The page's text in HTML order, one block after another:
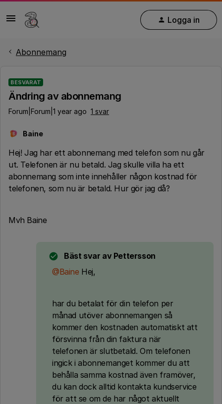
Logga in
Abonnemang
BESVARAT
Ändring av abonnemang
Forum|Forum|1 year ago 1 svar
B Baine
Hej! Jag har ett abonnemang med telefon som nu går
ut. Telefonen är nu betald. Jag skulle villa ha ett
abonnemang som inte innehåller någon kostnad för
telefonen, som nu är betald. Hur gör jag då?
Mvh Baine
Bäst svar av Pettersson
@Baine Hej,
har du betalat för din telefon per
månad utöver abonnemangen så
kommer den kostnaden automatiskt att
försvinna från din faktura när
telefonen är slutbetald. Om telefonen
ingick i abonnemanget kommer du att
behålla samma kostnad även framöver,
du kan dock alltid kontakta kundservice
för att se om de har något aktuellt